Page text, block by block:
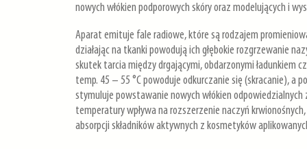
nowych włókien podporowych skóry oraz modelujących i
Aparat emituje fale radiowe, które są rodzajem
działając na tkanki powodują ich głębokie rozgrzewanie
skutek tarcia między drgającymi, obdarzonymi ładunkiem
temp. 45 – 55 °C powoduje odkurczanie się (skracanie), a
stymuluje powstawanie nowych włókien
temperatury wpływa na rozszerzenie naczyń
absorpcji składników aktywnych z kosmetyków